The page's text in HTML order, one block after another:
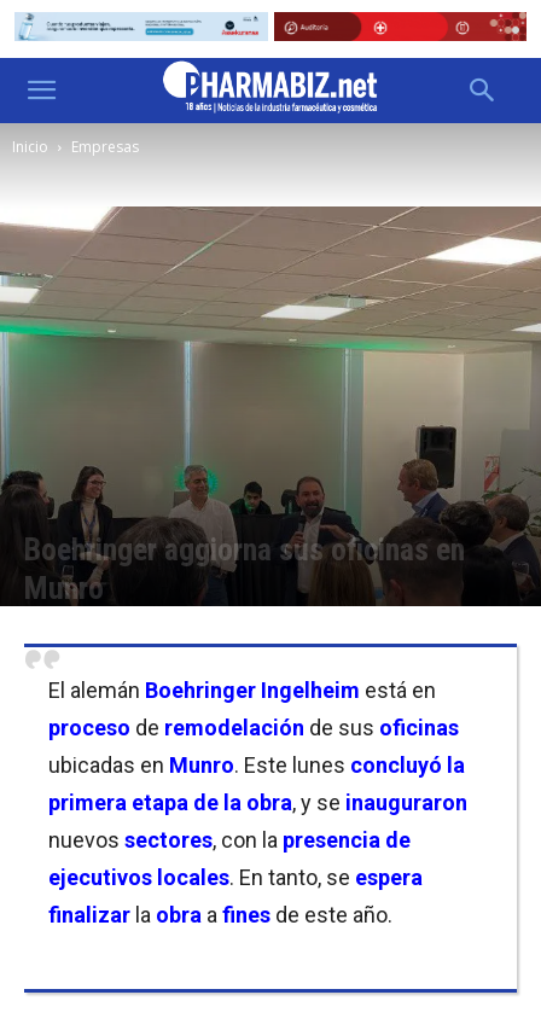
Inicio Empresas
Boehringer aggiorna sus oficinas en
Munro
El alemán Boehringer Ingelheim está en
proceso de remodelación de sus oficinas
ubicadas en Munro. Este lunes concluyó la
primera etapa de la obra, y se inauguraron
nuevos sectores, con la presencia de
ejecutivos locales. En tanto, se espera
finalizar la obra a fines de este año.